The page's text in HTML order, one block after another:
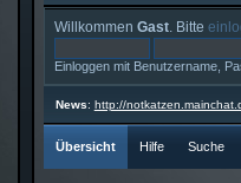
Willkommen Gast. Bitte
Einloggen mit Benutzername,
News: http://
Übersicht Hilfe Suche